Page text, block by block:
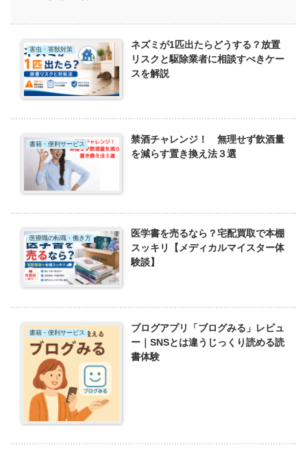
害虫・害獣対策
ネズミが1匹出たらどうする？放置
リスクと駆除業者に相談すべきケー
スを解説
書籍・便利サービス
禁酒チャレンジ！ 無理せず飲酒量
を減らす置き換え法３選
医療職の転職・働き方
医学書を売るなら？宅配買取で本棚
スッキリ【メディカルマイスター体
験談】
書籍・便利サービス
ブログアプリ「ブログみる」レビュ
ー｜SNSとは違うじっくり読める読
書体験